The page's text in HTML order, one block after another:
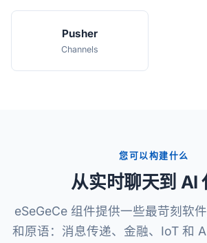
Pusher
Channels
您可以构建什么
从实时聊天到 AI
eSeGeCe 组件提供一些最苛刻软
和原语：消息传递、金融、IoT 和